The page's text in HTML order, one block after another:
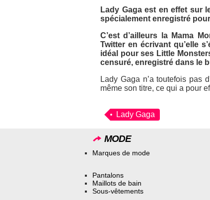
Lady Gaga est en effet sur
spécialement enregistré
C’est d’ailleurs la Mama
Twitter en écrivant qu’elle
idéal pour ses Little
censuré, enregistré dans le
Lady Gaga n’a toutefois pas
même son titre, ce qui a pour
Lady Gaga
MODE
Marques de mode
Pantalons
Maillots de bain
Sous-vêtements